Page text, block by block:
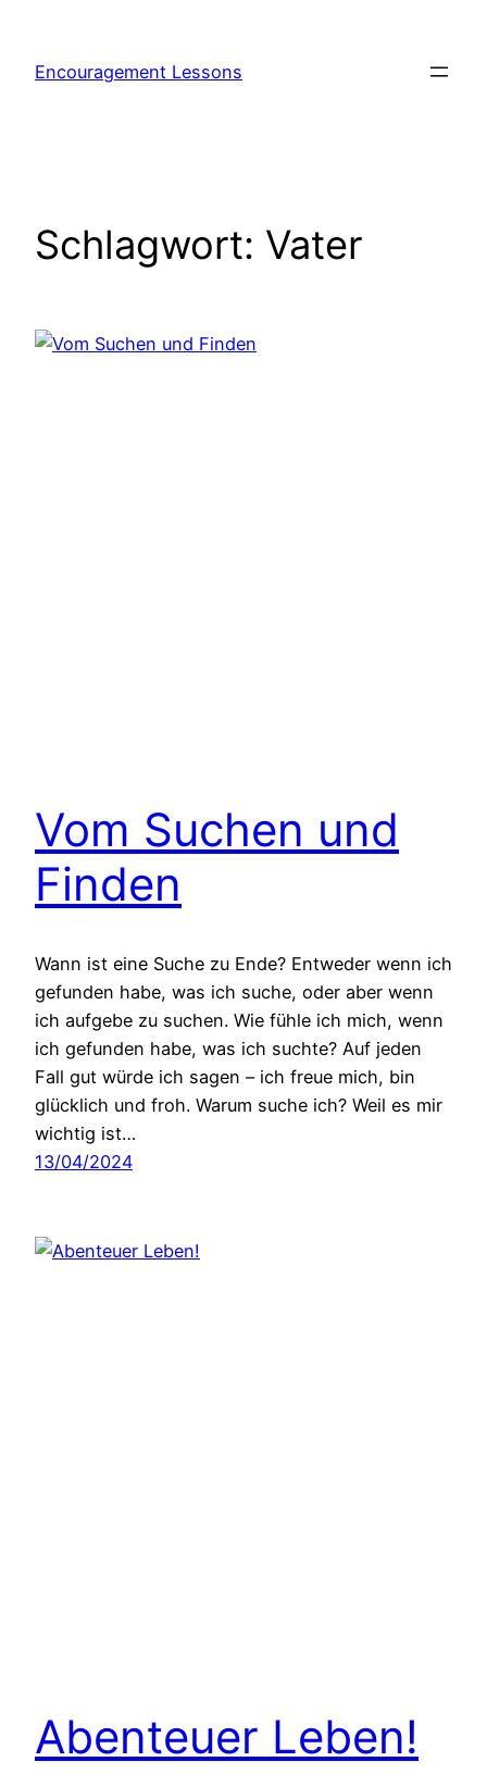
springen
Encouragement Lessons
Schlagwort: Vater
Vom Suchen und
Finden
Wann ist eine Suche zu Ende? Entweder wenn ich
gefunden habe, was ich suche, oder aber wenn
ich aufgebe zu suchen. Wie fühle ich mich, wenn
ich gefunden habe, was ich suchte? Auf jeden
Fall gut würde ich sagen – ich freue mich, bin
glücklich und froh. Warum suche ich? Weil es mir
wichtig ist…
13/04/2024
Abenteuer Leben!